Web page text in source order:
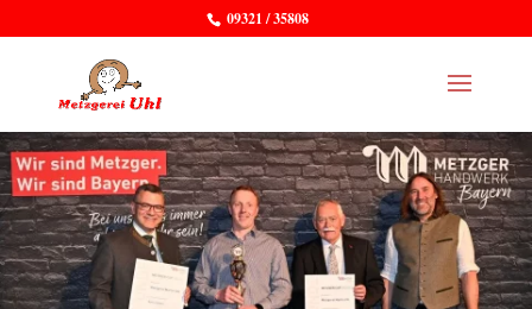
09321 / 35808